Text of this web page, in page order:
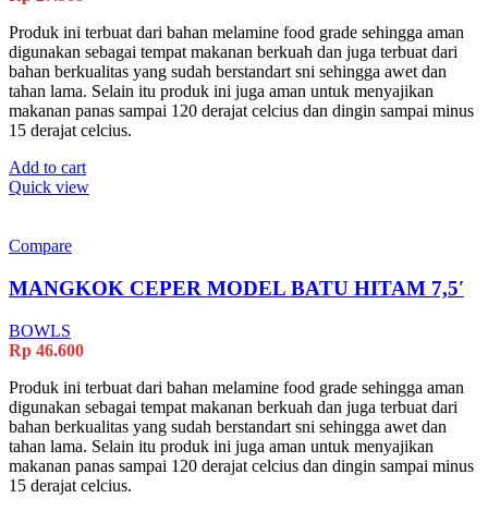
Produk ini terbuat dari bahan melamine food grade sehingga aman
digunakan sebagai tempat makanan berkuah dan juga terbuat dari
bahan berkualitas yang sudah berstandart sni sehingga awet dan
tahan lama. Selain itu produk ini juga aman untuk menyajikan
makanan panas sampai 120 derajat celcius dan dingin sampai minus
15 derajat celcius.
Add to cart
Quick view
Compare
MANGKOK CEPER MODEL BATU HITAM 7,5′
BOWLS
Rp 46.600
Produk ini terbuat dari bahan melamine food grade sehingga aman
digunakan sebagai tempat makanan berkuah dan juga terbuat dari
bahan berkualitas yang sudah berstandart sni sehingga awet dan
tahan lama. Selain itu produk ini juga aman untuk menyajikan
makanan panas sampai 120 derajat celcius dan dingin sampai minus
15 derajat celcius.